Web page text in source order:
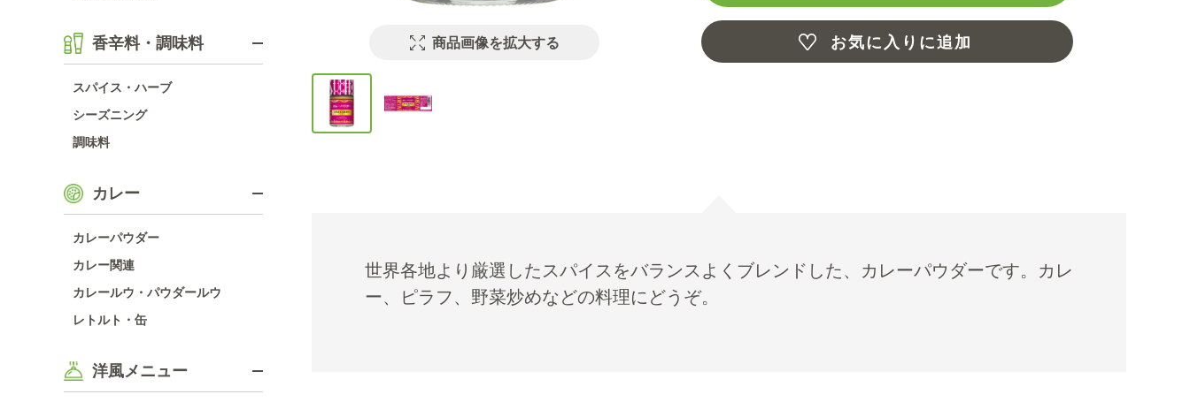
香辛料・調味料
スパイス・ハーブ
シーズニング
調味料
カレー
カレーパウダー
カレー関連
カレールウ・パウダールウ
レトルト・缶
洋風メニュー
商品画像を拡大する お気に入りに追加
世界各地より厳選したスパイスをバランスよくブレンドした、カレーパウダーです。カレ
ー、ピラフ、野菜炒めなどの料理にどうぞ。